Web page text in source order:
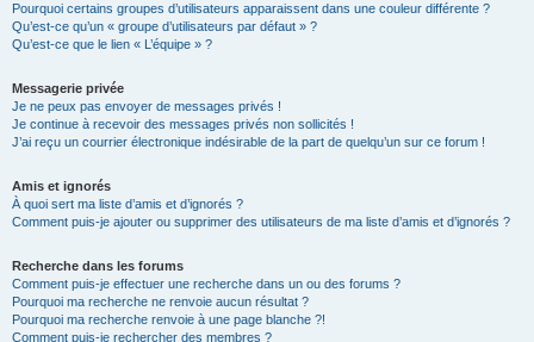
Pourquoi certains groupes d’utilisateurs apparaissent dans une couleur différente ?
Qu’est-ce qu’un « groupe d’utilisateurs par défaut » ?
Qu’est-ce que le lien « L’équipe » ?
Messagerie privée
Je ne peux pas envoyer de messages privés !
Je continue à recevoir des messages privés non sollicités !
J’ai reçu un courrier électronique indésirable de la part de quelqu’un sur ce forum !
Amis et ignorés
À quoi sert ma liste d’amis et d’ignorés ?
Comment puis-je ajouter ou supprimer des utilisateurs de ma liste d’amis et d’ignorés ?
Recherche dans les forums
Comment puis-je effectuer une recherche dans un ou des forums ?
Pourquoi ma recherche ne renvoie aucun résultat ?
Pourquoi ma recherche renvoie à une page blanche ?!
Comment puis-je rechercher des membres ?